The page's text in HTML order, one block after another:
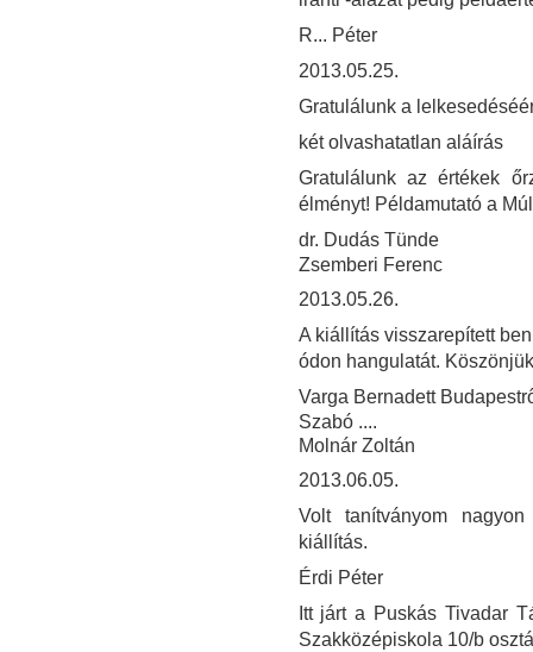
R... Péter
2013.05.25.
Gratulálunk a
két olvashatatlan aláírás
Gratulálunk az értékek
élményt! Példamutató a
dr. Dudás Tünde
Zsemberi Ferenc
2013.05.26.
A kiállítás visszarepített
ódon hangulatát.
Varga Bernadett
Szabó ....
Molnár Zoltán
2013.06.05.
Volt tanítványom
kiállítás.
Érdi Péter
Itt járt a Puskás Tivadar
Szakközépiskola 10/b